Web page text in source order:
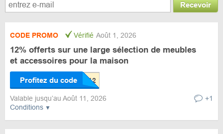
Recevoir
Conditions
CODE PROMO Vérifié Août 1, 2026
12% offerts sur une large sélection de meubles
et accessoires pour la maison
Profitez du code
Valable jusqu’au Août 11, 2026 +1